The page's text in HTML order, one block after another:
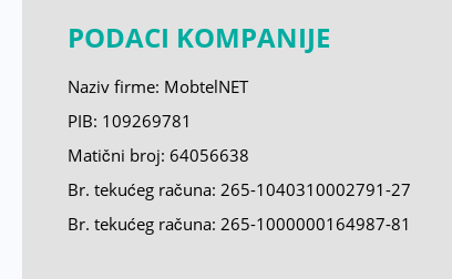
PODACI KOMPANIJE
Naziv firme: MobtelNET
PIB: 109269781
Matični broj: 64056638
Br. tekućeg računa: 265-1040310002791-27
Br. tekućeg računa: 265-1000000164987-81